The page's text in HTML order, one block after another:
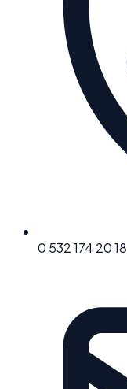
0 532 174 20 18